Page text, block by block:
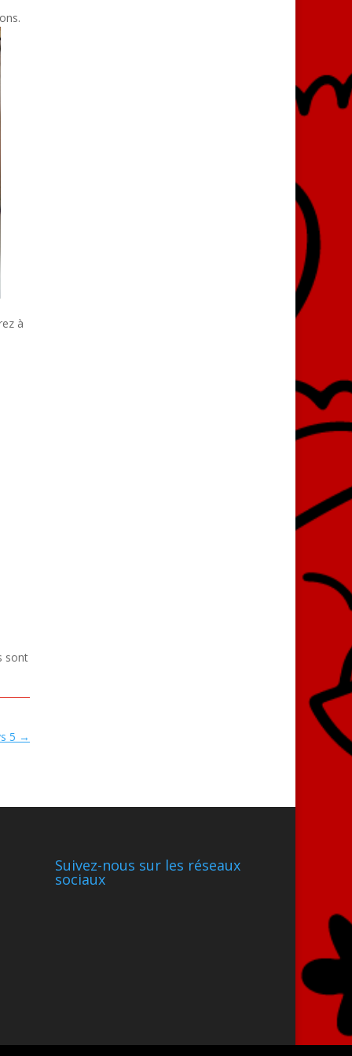
à
sont
5 →
Suivez-nous sur les réseaux
sociaux